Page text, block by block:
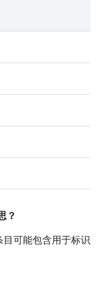
？
目可能包含用于标识